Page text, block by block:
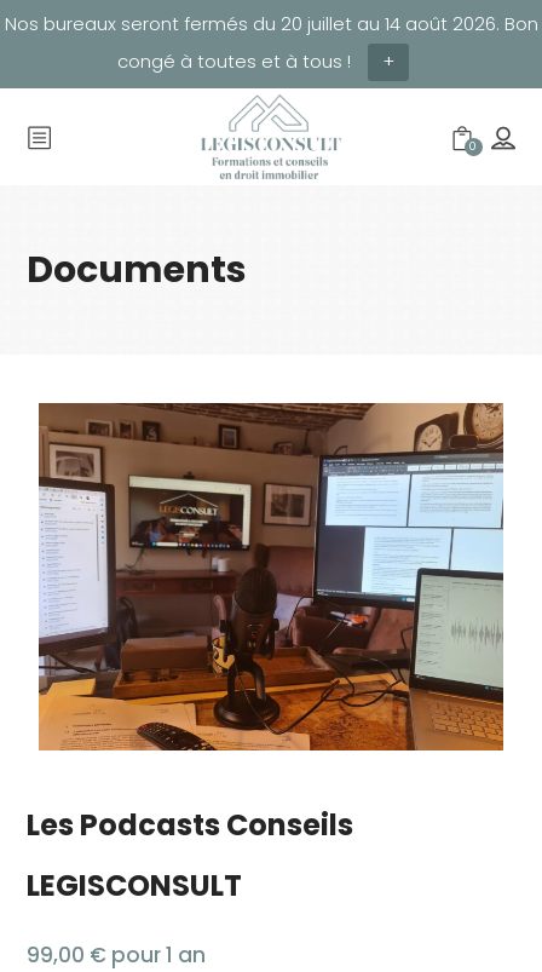
Nos bureaux seront fermés du 20 juillet au 14 août 2026. Bon
congé à toutes et à tous !
+
0
Documents
Les Podcasts Conseils
LEGISCONSULT
99,00 € pour 1 an